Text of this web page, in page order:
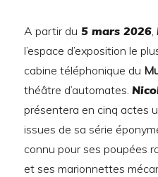
A partir du 5 mars 2026,
l’espace d’exposition le
cabine téléphonique du
théâtre d’automates.
présentera en cinq actes
issues de sa série
connu pour ses poupées
et ses marionnettes